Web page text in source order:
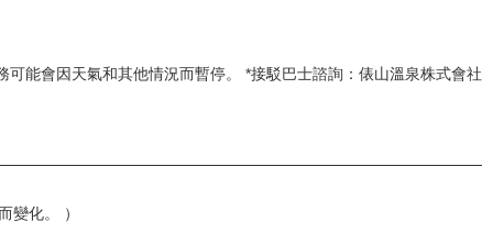
能會因天氣和其他情況而暫停。 *接駁巴士諮詢：俵山溫泉株式會社
變化。 ）